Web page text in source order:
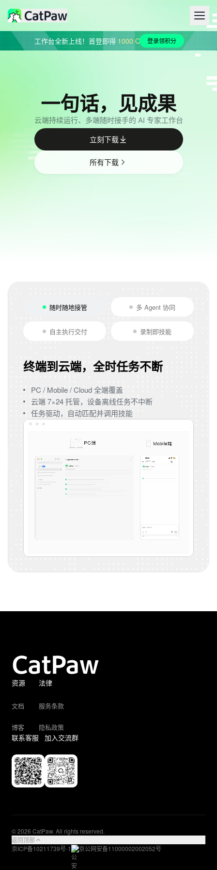
AI 工作台全新上线！首登即得 1000Credits见面礼！ LongCat-
登录领积分
一句话，见成果
云端持续运行、多端随时接手的 AI 专家工作台
立刻下载
所有下载
随时随地接管 多 Agent 协同
自主执行交付 录制即技能
终端到云端，全时任务不断
PC / Mobile / Cloud 全端覆盖
云端 7×24 托管，设备离线任务不中断
任务驱动，自动匹配并调用技能
资源
文档
博客
法律
服务条款
隐私政策
联系客服 加入交流群
© 2026 CatPaw. All rights reserved.
返回顶部
京ICP备10211739号-1
京公网安备11000002002052号